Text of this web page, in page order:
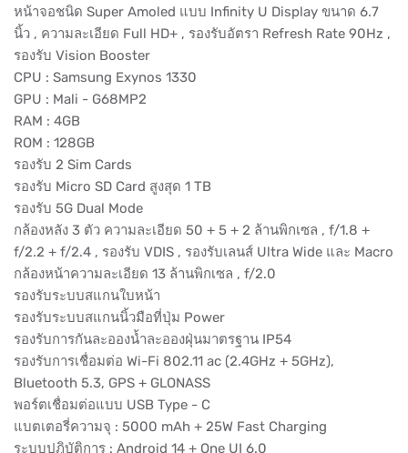
หน้าจอชนิด Super Amoled แบบ Infinity U Display ขนาด 6.7
นิ้ว , ความละเอียด Full HD+ , รองรับอัตรา Refresh Rate 90Hz ,
รองรับ Vision Booster
CPU : Samsung Exynos 1330
GPU : Mali - G68MP2
RAM : 4GB
ROM : 128GB
รองรับ 2 Sim Cards
รองรับ Micro SD Card สูงสุด​ 1 TB
รองรับ 5G Dual Mode
กล้องหลัง 3 ตัว ความละเอียด 50 + 5 + 2 ล้านพิกเซล , f/1.8 +
f/2.2 + f/2.4 , รองรับ​ VDIS , รองรับเลนส์ Ultra Wide และ Macro
กล้องหน้าความละเอียด 13 ล้านพิกเซล , f/2.0
รองรับระบบสแกนใบหน้า
รองรับระบบสแกนนิ้วมือที่ปุ่ม Power
รองรับการกันละอองน้ำละอองฝุ่นมาตรฐาน IP54
รองรับการเชื่อมต่อ Wi-Fi 802.11 ac (2.4GHz + 5GHz),
Bluetooth 5.3, GPS + GLONASS
พอร์ตเชื่อมต่อแบบ USB Type - C
แบตเตอรี่ความจุ : 5000 mAh + 25W Fast Charging
ระบบปฎิบัติการ : Android 14 + One UI 6.0